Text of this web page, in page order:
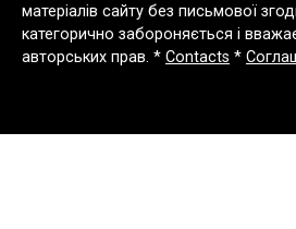
матеріалів сайту без письмової
категорично забороняється і
авторських прав. * Contacts *